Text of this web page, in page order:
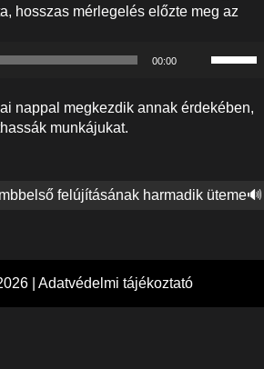
hosszas mérlegelés előzte meg az
00:00
illetőleg
nappal megkezdik annak érdekében,
munkájukat.
felújításának harmadik üteme🔊
| Adatvédelmi tájékoztató